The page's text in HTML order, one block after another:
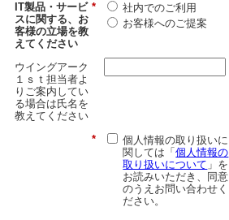
*
IT製品・サービ
スに関する、お
客様の立場を教
えてください
社内でのご利用
お客様へのご提案
ウイングアーク
１ｓｔ担当者よ
りご案内してい
る場合は氏名を
教えてください
*
個人情報の取り扱いに
関しては「個人情報の
取り扱いについて 」を
お読みいただき、同意
のうえお問い合わせく
ださい。